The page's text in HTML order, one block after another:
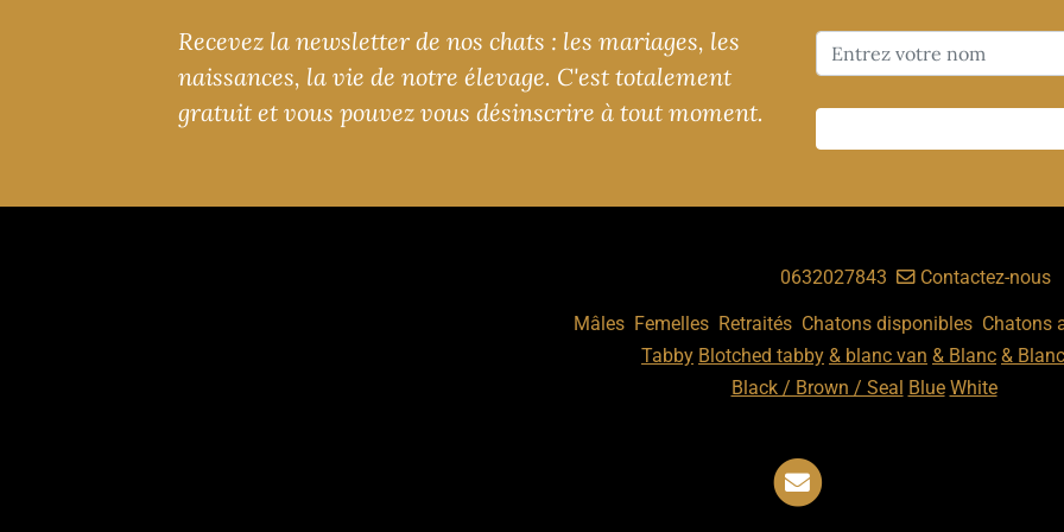
Recevez la newsletter de nos chats : les mariages, les
naissances, la vie de notre élevage. C'est totalement
gratuit et vous pouvez vous désinscrire à tout moment.
0632027843 Contactez-nous
Mâles, Femelles, Retraités, Chatons disponibles, Chatons
Tabby Blotched tabby & blanc van & Blanc & Blanc
Black / Brown / Seal Blue White